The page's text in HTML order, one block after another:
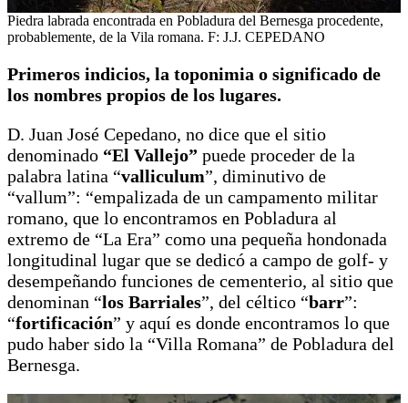
Piedra labrada encontrada en Pobladura del Bernesga procedente,
probablemente, de la Vila romana. F: J.J. CEPEDANO
Primeros indicios, la toponimia o significado de
los nombres propios de los lugares.
D. Juan José Cepedano, no dice que el sitio
denominado “El Vallejo” puede proceder de la
palabra latina “valliculum”, diminutivo de
“vallum”: “empalizada de un campamento militar
romano, que lo encontramos en Pobladura al
extremo de “La Era” como una pequeña hondonada
longitudinal lugar que se dedicó a campo de golf- y
desempeñando funciones de cementerio, al sitio que
denominan “los Barriales”, del céltico “barr”:
“fortificación” y aquí es donde encontramos lo que
pudo haber sido la “Villa Romana” de Pobladura del
Bernesga.